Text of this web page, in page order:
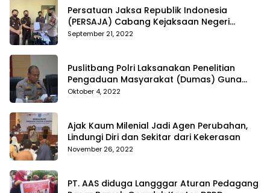
Persatuan Jaksa Republik Indonesia
(PERSAJA) Cabang Kejaksaan Negeri
Tanggamus resmi melaporkan Alvin Lim ke
September 21, 2022
Puslitbang Polri Laksanakan Penelitian
Pengaduan Masyarakat (Dumas) Guna
Meningkatkan Profesionalisme Personil Polri
Oktober 4, 2022
Ajak Kaum Milenial Jadi Agen Perubahan,
Lindungi Diri dan Sekitar dari Kekerasan
November 26, 2022
PT. AAS diduga Langggar Aturan Pedagang